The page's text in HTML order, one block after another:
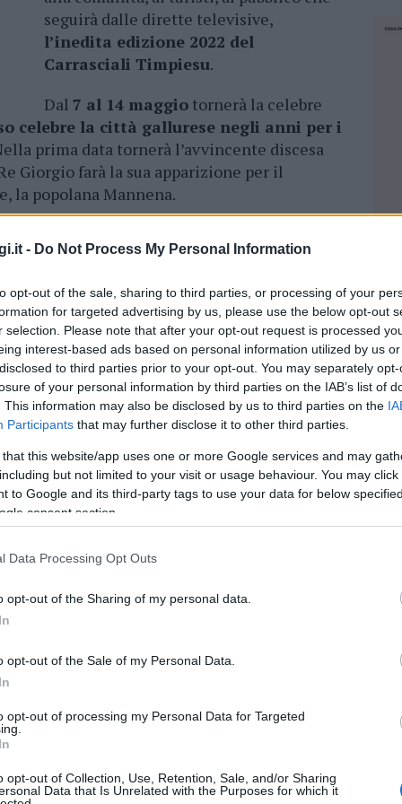
- Do Not Process My Personal Information
opt-out of the sale, sharing to third parties, or processing of your
for targeted advertising by us, please use the below opt-out
selection. Please note that after your opt-out request is processed
interest-based ads based on personal information utilized by us
to third parties prior to your opt-out. You may separately
of your personal information by third parties on the IAB’s list of
This information may also be disclosed by us to third parties on the
Participants that may further disclose it to other third parties.
that this website/app uses one or more Google services and may
but not limited to your visit or usage behaviour. You may
to Google and its third-party tags to use your data for below
consent section.
Data Processing Opt Outs
opt-out of the Sharing of my personal data.
opt-out of the Sale of my Personal Data.
opt-out of processing my Personal Data for Targeted
opt-out of Collection, Use, Retention, Sale, and/or Sharing
Data that Is Unrelated with the Purposes for which it
seguirà dalle dirette televisive,
l’inedita edizione 2022 del
Carrasciali Timpiesu.
Dal 7 al 14 maggio tornerà la celebre
celebre la città gallurese negli anni per i
prima data tornerà l’avvincente discesa
Giorgio farà la sua apparizione per il
la popolana Mannena.
“Giù la maschera”
che riempiranno le vie di Tempio come
Saranno 5 i carri a concorso, a loro si
a concorso, gli ospiti che arrivano dai
che anche quest’anno sapranno
di carri rispetto alle edizioni che hanno
cittadino, questo perché le difficoltà di questi
tempo alla costruzione e alla
saranno comunque presenti
messe in atto dalla direzione artistica di
la festa rispetto alle nuove date.
ci saranno anche le frittelle, il buon
anche i bambini e ragazzi delle scuole
da Re Giorgio e da Mannena. Il
le presenze e i partner di questa
saranno svelati a breve, durante
dopo Pasqua.
di Tempio Pausania, con il sostegno di:
Carrasciali, Associazione
Turistica Pro Loco Tempio Pausania, servizio